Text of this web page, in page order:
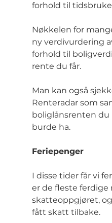
forhold til
Nøkkelen for
ny verdivurdering
forhold til
rente du får.
Man kan også
Renteradar som
boliglånsrenten du
burde ha.
Feriepenger
I disse tider får vi
er de fleste ferdige
skatteoppgjøret,
fått skatt tilbake.